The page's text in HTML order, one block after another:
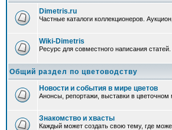
Dimetris.ru
Частные каталоги коллекционеров.
Wiki-Dimetris
Ресурс для совместного написания статей.
Общий раздел по цветоводству
Новости и события в мире цветов
Анонсы, репортажи, выставки в цветочном
Знакомство и хвасты
Каждый может создать свою тему, где